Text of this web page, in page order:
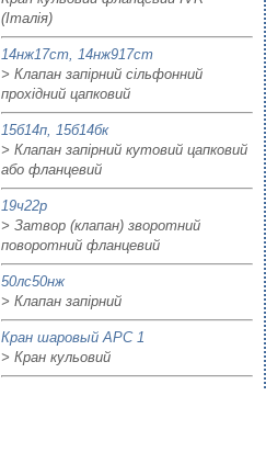
(Італія)
14нж17ст, 14нж917ст
> Клапан запірний сільфонний
прохідний цапковий
15б14п, 15б14бк
> Клапан запірний кутовий цапковий
або фланцевий
19ч22р
> Затвор (клапан) зворотний
поворотний фланцевий
50лс50нж
> Клапан запірний
Кран шаровый АРС 1
> Кран кульовий